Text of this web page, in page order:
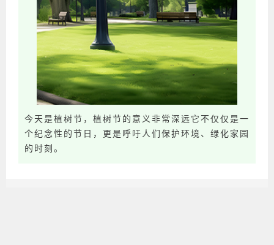
今天是植树节，植树节的意义非常深远它不仅仅是一
个纪念性的节日，更是呼吁人们保护环境、绿化家园
的时刻。